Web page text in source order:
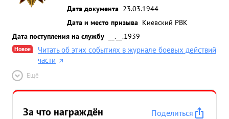
Дата документа 23.03.1944
Дата и место призыва Киевский РВК
Дата поступления на службу
__.__.1939
Новое
Читать об этих событиях в журнале боевых действий
части
Ещё
За что награждён
Поделиться